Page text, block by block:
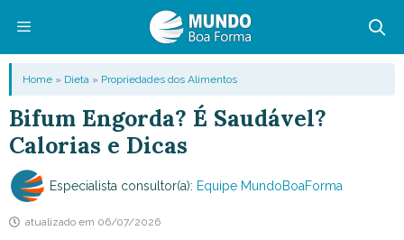
conteúdo
Menu
Home » Dieta » Propriedades dos Alimentos
Bifum Engorda? É Saudável?
Calorias e Dicas
Especialista consultor(a): Equipe MundoBoaForma
atualizado em 06/07/2026